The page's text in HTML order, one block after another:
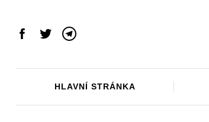
contentFacebook
TwitterTelegram
HLAVNÍ STRÁNKA